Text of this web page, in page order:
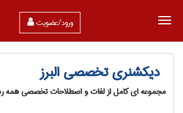
ورود/عضویت
دیکشنری تخصصی البرز
مجموعه ای کامل از لغات و اصطلاحات تخصصی همه